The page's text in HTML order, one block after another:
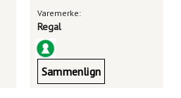
Varemerke:
Regal
Sammenlign